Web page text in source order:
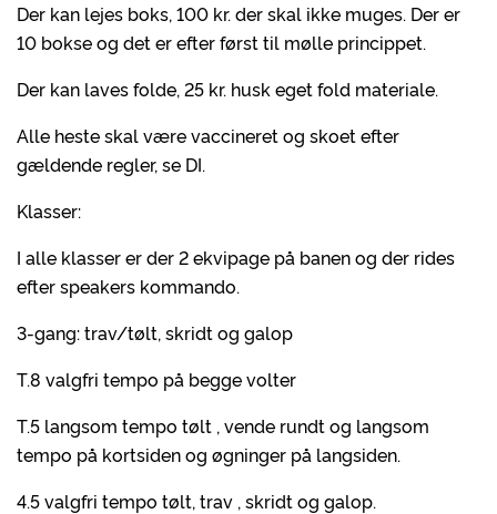
Der kan lejes boks, 100 kr. der skal ikke muges. Der er
10 bokse og det er efter først til mølle princippet.
Der kan laves folde, 25 kr. husk eget fold materiale.
Alle heste skal være vaccineret og skoet efter
gældende regler, se DI.
Klasser:
I alle klasser er der 2 ekvipage på banen og der rides
efter speakers kommando.
3-gang: trav/tølt, skridt og galop
T.8 valgfri tempo på begge volter
T.5 langsom tempo tølt , vende rundt og langsom
tempo på kortsiden og øgninger på langsiden.
4.5 valgfri tempo tølt, trav , skridt og galop.